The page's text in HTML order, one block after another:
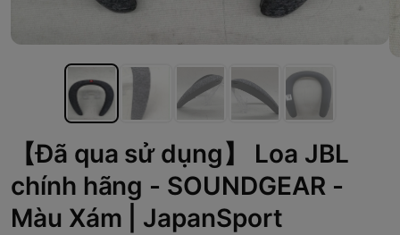
【Đã qua sử dụng】 Loa JBL
chính hãng - SOUNDGEAR -
Màu Xám | JapanSport